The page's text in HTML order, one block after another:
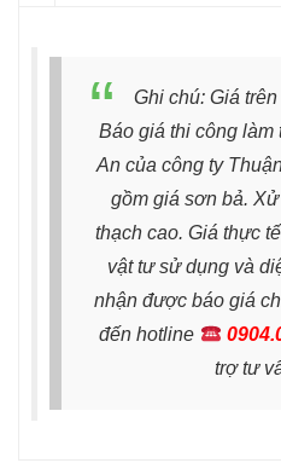
Ghi chú: Giá
Báo giá thi công làm
An của công ty
gồm giá sơn bả.
thạch cao. Giá thực
vật tư sử dụng và
nhận được báo giá
đến hotline
trợ tư